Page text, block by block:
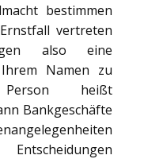
bestimmen
vertreten
also eine
Namen zu
heißt
Bankgeschäfte